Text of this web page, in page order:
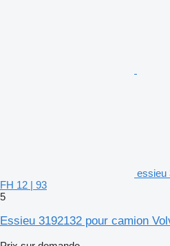
essieu
FH 12 | 93
5
Essieu 3192132 pour camion